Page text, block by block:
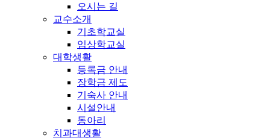
오시는 길
교수소개
기초학교실
임상학교실
대학생활
등록금 안내
장학금 제도
기숙사 안내
시설안내
동아리
치과대생활